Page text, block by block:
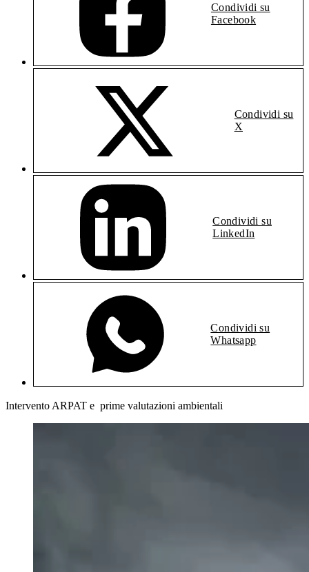
Condividi su
Facebook
Condividi su
X
Condividi su
LinkedIn
Condividi su
Whatsapp
Intervento ARPAT e prime valutazioni ambientali